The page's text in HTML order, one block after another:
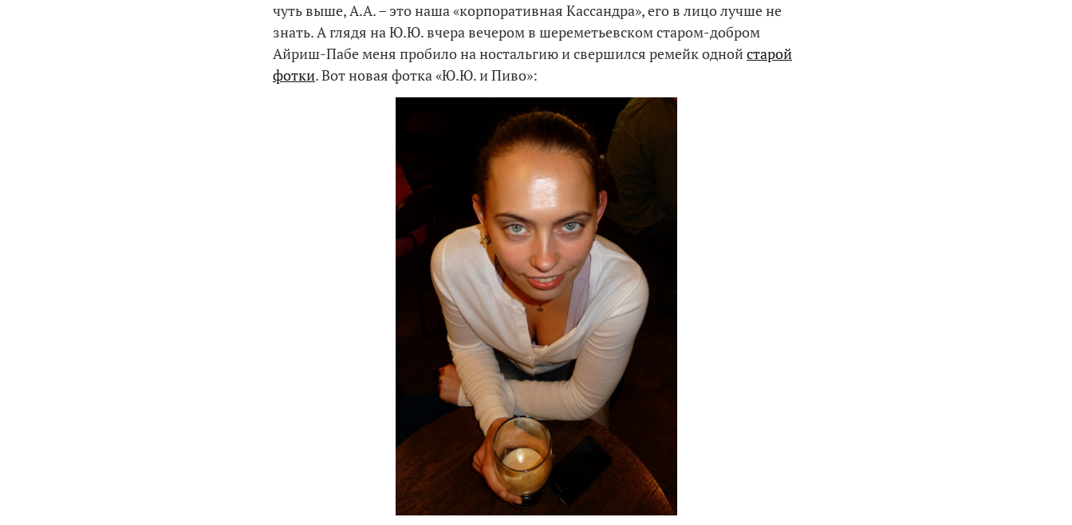
чуть выше, А.А. – это наша «корпоративная Кассандра», его в лицо лучше не
знать. А глядя на Ю.Ю. вчера вечером в шереметьевском старом-добром
Айриш-Пабе меня пробило на ностальгию и свершился ремейк однойстарой
фотки. Вот новая фотка «Ю.Ю. и Пиво»: